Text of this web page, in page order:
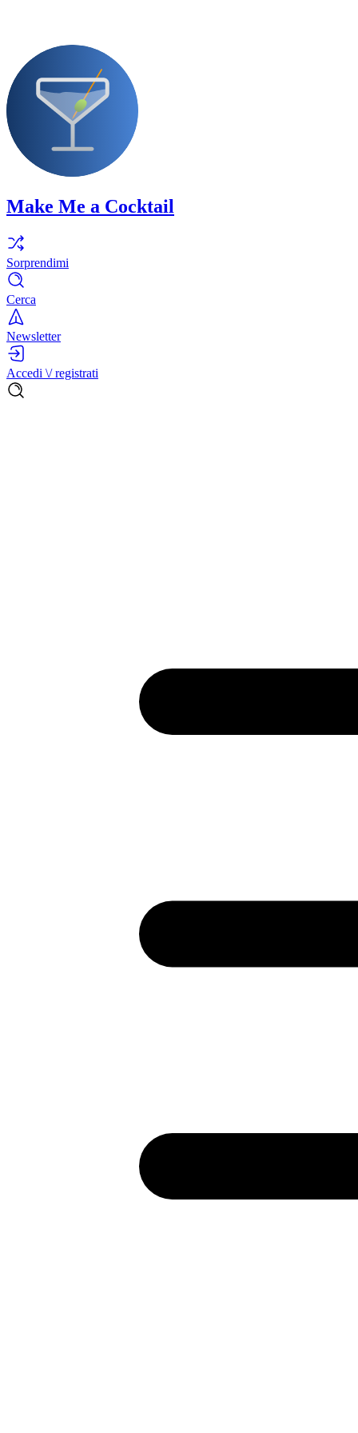
Make Me a Cocktail
Sorprendimi
Cerca
Newsletter
Accedi \/ registrati